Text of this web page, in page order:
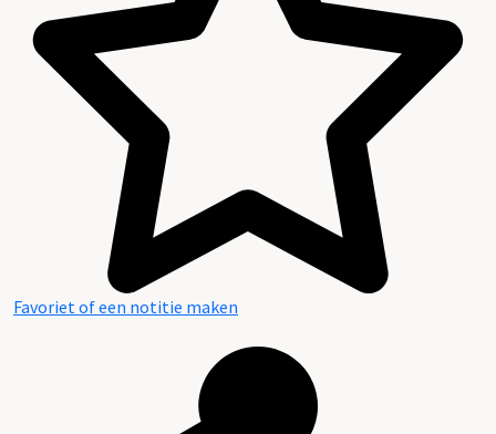
Favoriet of een notitie maken